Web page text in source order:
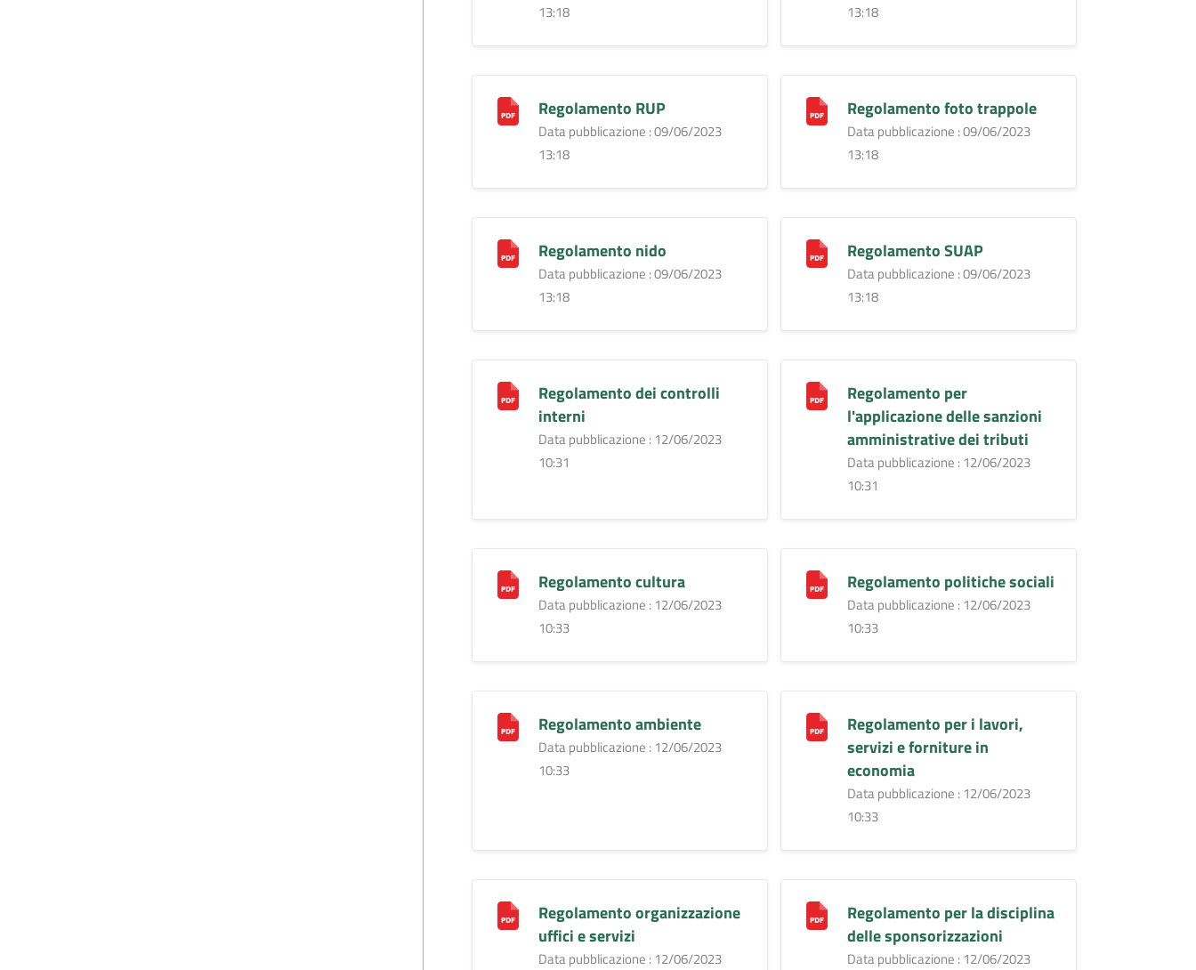
13:18
13:18
Regolamento RUP
Data pubblicazione : 09/06/2023
13:18
Regolamento foto trappole
Data pubblicazione : 09/06/2023
13:18
Regolamento nido
Data pubblicazione : 09/06/2023
13:18
Regolamento SUAP
Data pubblicazione : 09/06/2023
13:18
Regolamento dei controlli
interni
Data pubblicazione : 12/06/2023
10:31
Regolamento per
l'applicazione delle sanzioni
amministrative dei tributi
Data pubblicazione : 12/06/2023
10:31
Regolamento cultura
Data pubblicazione : 12/06/2023
10:33
Regolamento politiche sociali
Data pubblicazione : 12/06/2023
10:33
Regolamento ambiente
Data pubblicazione : 12/06/2023
10:33
Regolamento per i lavori,
servizi e forniture in
economia
Data pubblicazione : 12/06/2023
10:33
Regolamento organizzazione
uffici e servizi
Data pubblicazione : 12/06/2023
Regolamento per la disciplina
delle sponsorizzazioni
Data pubblicazione : 12/06/2023